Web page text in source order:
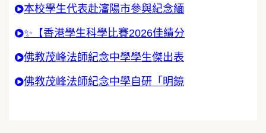
本校學生代表赴瀋陽市參與紀念緬
✨【香港學生科學比賽2026佳績分
佛教茂峰法師紀念中學學生傑出表
佛教茂峰法師紀念中學自研「明鏡